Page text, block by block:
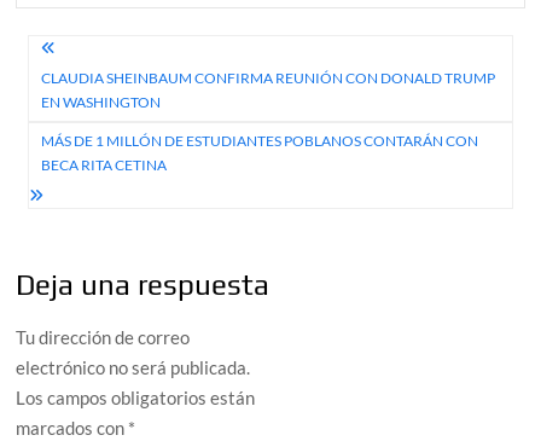
Navegación
de
entradas
CLAUDIA SHEINBAUM CONFIRMA REUNIÓN CON DONALD TRUMP
EN WASHINGTON
MÁS DE 1 MILLÓN DE ESTUDIANTES POBLANOS CONTARÁN CON
BECA RITA CETINA
Deja una respuesta
Tu dirección de correo
electrónico no será publicada.
Los campos obligatorios están
marcados con *